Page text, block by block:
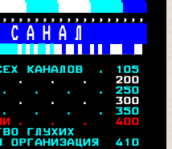
Й   С А Н А Л
КАНАЛОВ  . 105
.   .   .
200
.   .   .   . 250
.   .   .
300
.   .   .   . 350
.   .   . 400
ГЛУХИХ
ОРГАНИЗАЦИЯ 410